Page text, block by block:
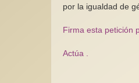
por la igualdad de
Firma esta petición
Actúa .